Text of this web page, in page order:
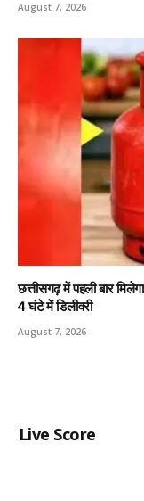
August 7, 2026
छत्तीसगढ़ में पहली बार
4 घंटे में डिलीवरी
August 7, 2026
Live Score